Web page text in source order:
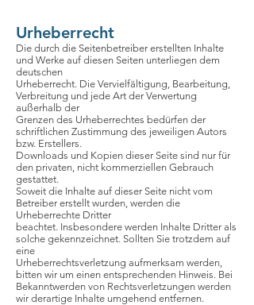
Urheberrecht
Die durch die Seitenbetreiber erstellten Inhalte
und Werke auf diesen Seiten unterliegen dem
deutschen
Urheberrecht. Die Vervielfältigung, Bearbeitung,
Verbreitung und jede Art der Verwertung
außerhalb der
Grenzen des Urheberrechtes bedürfen der
schriftlichen Zustimmung des jeweiligen Autors
bzw. Erstellers.
Downloads und Kopien dieser Seite sind nur für
den privaten, nicht kommerziellen Gebrauch
gestattet.
Soweit die Inhalte auf dieser Seite nicht vom
Betreiber erstellt wurden, werden die
Urheberrechte Dritter
beachtet. Insbesondere werden Inhalte Dritter als
solche gekennzeichnet. Sollten Sie trotzdem auf
eine
Urheberrechtsverletzung aufmerksam werden,
bitten wir um einen entsprechenden Hinweis. Bei
Bekanntwerden von Rechtsverletzungen werden
wir derartige Inhalte umgehend entfernen.